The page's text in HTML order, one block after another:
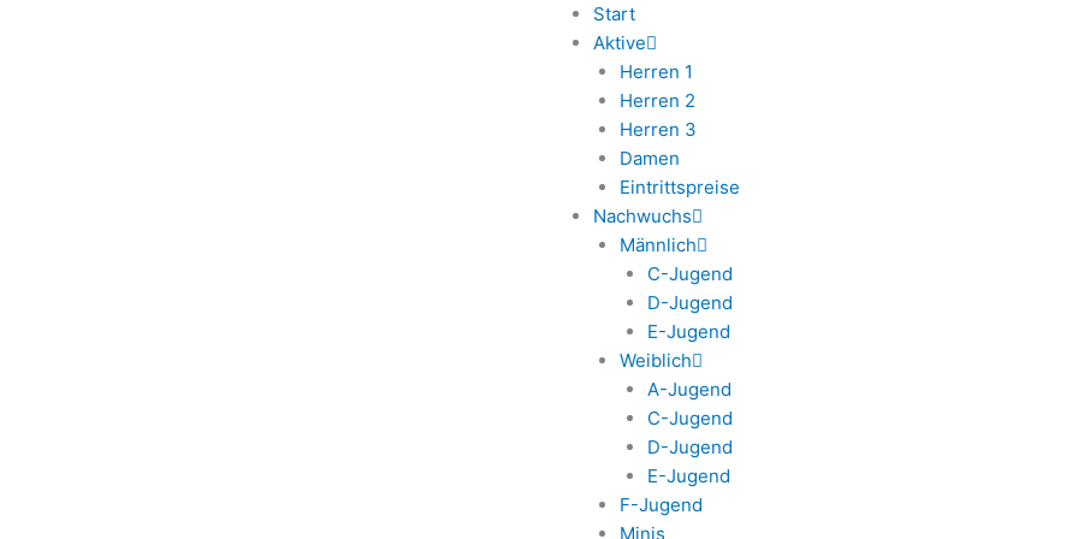
Start
Aktive
Herren 1
Herren 2
Herren 3
Damen
Eintrittspreise
Nachwuchs
Männlich
C-Jugend
D-Jugend
E-Jugend
Weiblich
A-Jugend
C-Jugend
D-Jugend
E-Jugend
F-Jugend
Minis